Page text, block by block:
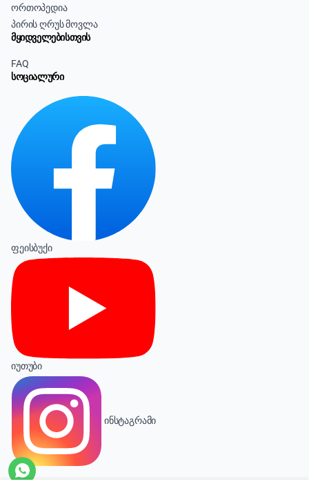
ორთოპედია
პირის ღრუს მოვლა
მყიდველებისთვის
FAQ
სოციალური
ფეისბუქი
იუთუბი
ინსტაგრამი